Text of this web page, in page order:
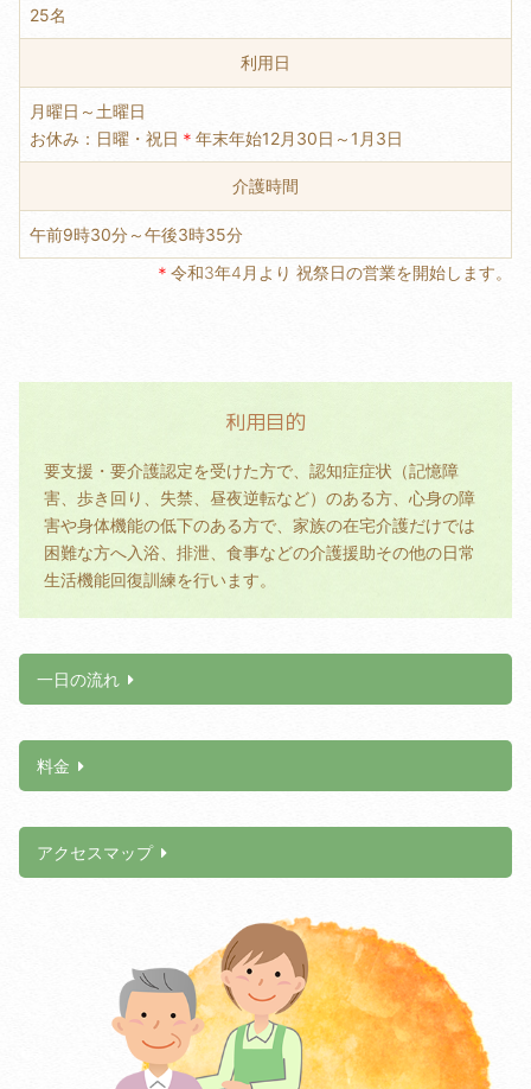
25名
利用日
月曜日～土曜日
お休み：日曜・祝日 ＊年末年始12月30日～1月3日
介護時間
午前9時30分～午後3時35分
＊ 令和3年4月より 祝祭日の営業を開始します。
利用目的
要支援・要介護認定を受けた方で、認知症症状（記憶障
害、歩き回り、失禁、昼夜逆転など）のある方、心身の障
害や身体機能の低下のある方で、家族の在宅介護だけでは
困難な方へ入浴、排泄、食事などの介護援助その他の日常
生活機能回復訓練を行います。
一日の流れ
料金
アクセスマップ